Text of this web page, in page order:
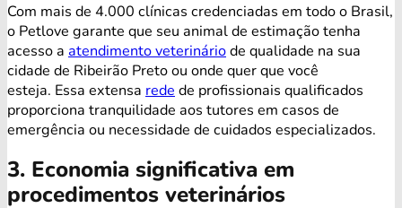
Com mais de 4.000 clínicas credenciadas em todo o Brasil,
o Petlove garante que seu animal de estimação tenha
acesso a atendimento veterináriode qualidade na sua
cidade de Ribeirão Preto ou onde quer que você
esteja. Essa extensa rede de profissionais qualificados
proporciona tranquilidade aos tutores em casos de
emergência ou necessidade de cuidados especializados.
3. Economia significativa em
procedimentos veterinários